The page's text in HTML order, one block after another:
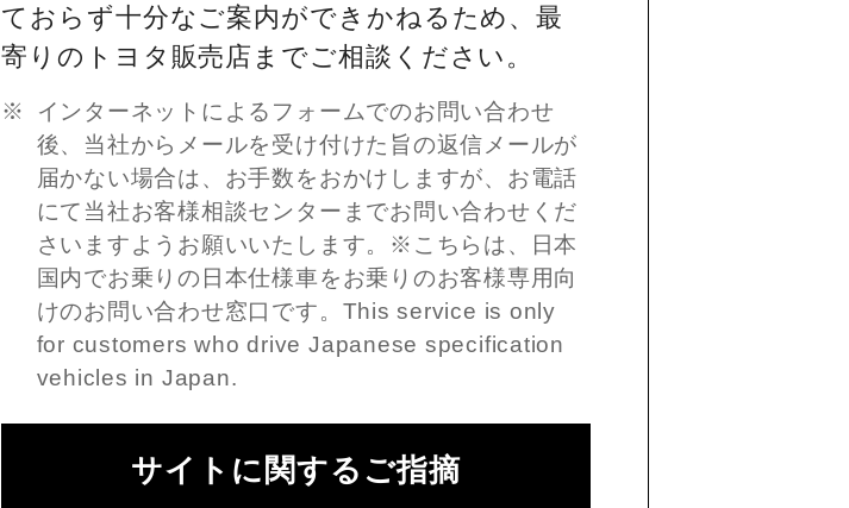
ておらず十分なご案内ができかねるため、最
寄りのトヨタ販売店までご相談ください。
インターネットによるフォームでのお問い合わせ
後、当社からメールを受け付けた旨の返信メールが
届かない場合は、お手数をおかけしますが、お電話
にて当社お客様相談センターまでお問い合わせくだ
さいますようお願いいたします。※こちらは、日本
国内でお乗りの日本仕様車をお乗りのお客様専用向
けのお問い合わせ窓口です。This service is only
for customers who drive Japanese specification
vehicles in Japan.
サイトに関するご指摘